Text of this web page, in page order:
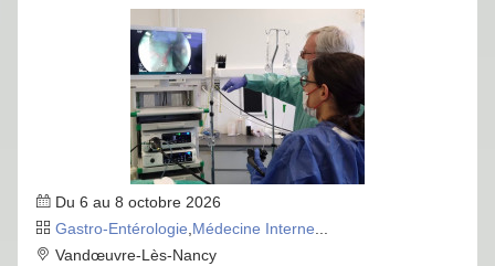
Du 6 au 8 octobre 2026
Gastro-Entérologie Médecine Interne
Vandœuvre-Lès-Nancy